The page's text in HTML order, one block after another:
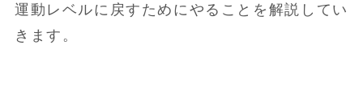
運動レベルに戻すためにやることを解説してい
きます。